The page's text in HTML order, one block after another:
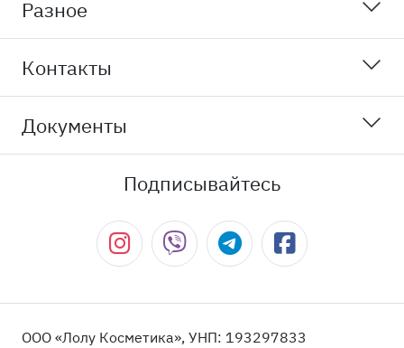
Разное
Контакты
Документы
Подписывайтесь
ООО «Лолу Косметика», УНП: 193297833